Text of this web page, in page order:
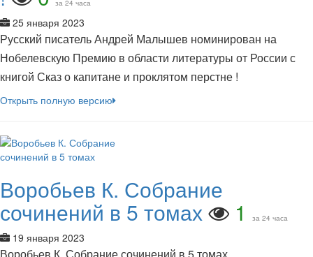
за 24 часа
25 января 2023
Русский писатель Андрей Малышев номинирован на
Нобелевскую Премию в области литературы от России с
книгой Сказ о капитане и проклятом перстне !
Открыть полную версию
Воробьев К. Собрание
сочинений в 5 томах 1 за 24 часа
19 января 2023